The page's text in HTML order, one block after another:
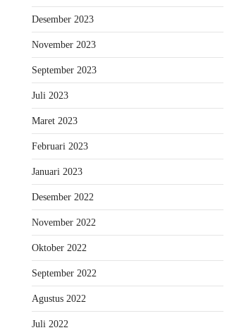
Desember 2023
November 2023
September 2023
Juli 2023
Maret 2023
Februari 2023
Januari 2023
Desember 2022
November 2022
Oktober 2022
September 2022
Agustus 2022
Juli 2022